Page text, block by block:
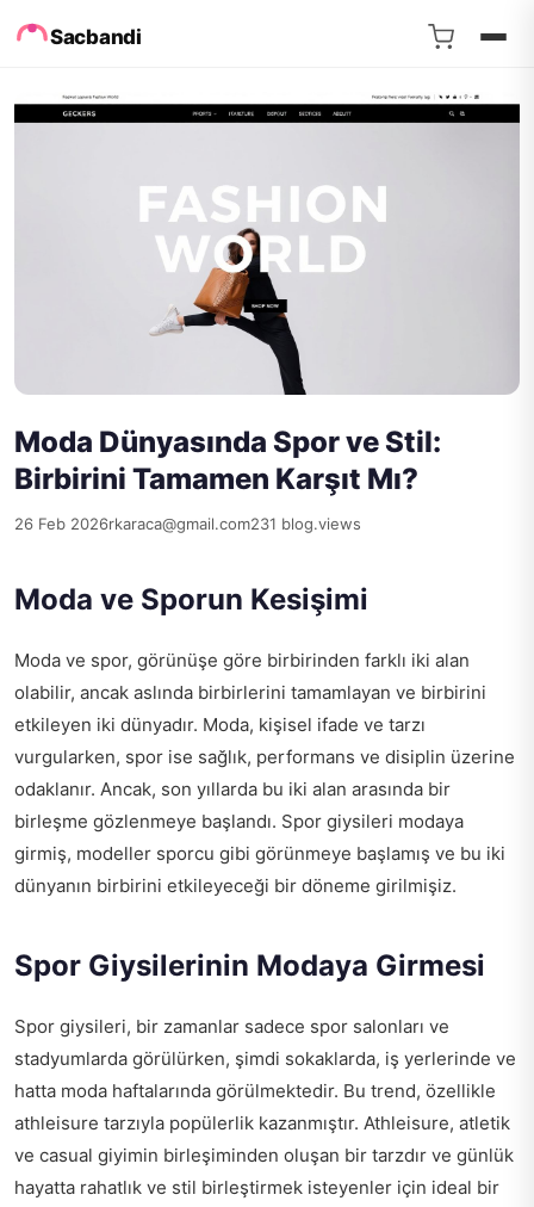
Sacbandi
Moda Dünyasında Spor ve Stil:
Birbirini Tamamen Karşıt Mı?
26 Feb 2026rkaraca@gmail.com231 blog.views
Moda ve Sporun Kesişimi
Moda ve spor, görünüşe göre birbirinden farklı iki alan
olabilir, ancak aslında birbirlerini tamamlayan ve birbirini
etkileyen iki dünyadır. Moda, kişisel ifade ve tarzı
vurgularken, spor ise sağlık, performans ve disiplin üzerine
odaklanır. Ancak, son yıllarda bu iki alan arasında bir
birleşme gözlenmeye başlandı. Spor giysileri modaya
girmiş, modeller sporcu gibi görünmeye başlamış ve bu iki
dünyanın birbirini etkileyeceği bir döneme girilmişiz.
Spor Giysilerinin Modaya Girmesi
Spor giysileri, bir zamanlar sadece spor salonları ve
stadyumlarda görülürken, şimdi sokaklarda, iş yerlerinde ve
hatta moda haftalarında görülmektedir. Bu trend, özellikle
athleisure tarzıyla popülerlik kazanmıştır. Athleisure, atletik
ve casual giyimin birleşiminden oluşan bir tarzdır ve günlük
hayatta rahatlık ve stil birleştirmek isteyenler için ideal bir